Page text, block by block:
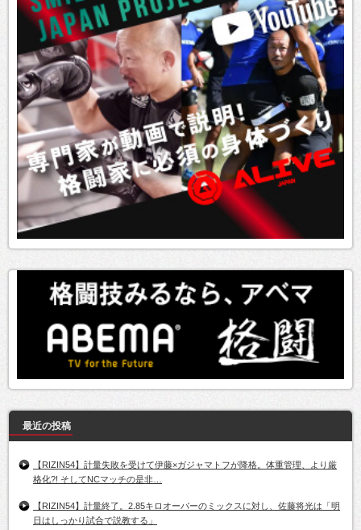
最近の投稿
【RIZIN54】計量失敗を受けて伊藤×ガジャマトフが降格。体重管理、より厳
格化?! そしてNCマッチの是非…
【RIZIN54】計量終了。2.85キロオーバーのミックスに対し、佐藤将光は「明
日はしっかり試合で説教する」